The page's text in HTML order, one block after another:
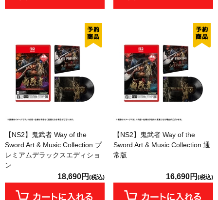
【NS2】鬼武者 Way of the
Sword Art & Music Collection プ
レミアムデラックスエディショ
ン
18,690円 (税込)
【NS2】鬼武者 Way of the
Sword Art & Music Collection 通
常版
16,690円 (税込)